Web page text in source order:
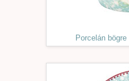
Porcelán